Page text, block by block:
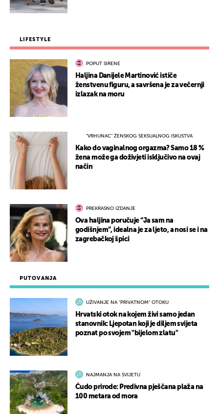
PUTOVANJA
UŽIVANJE NA "PRIVATNOM" OTOKU
Hrvatski otok na kojem živi samo jedan
stanovnik: Ljepotan koji je diljem svijeta
poznat po svojem "bijelom zlatu"
NAJMANJA NA SVIJETU
Čudo prirode: Predivna pješčana plaža na
100 metara od mora
LIFESTYLE
POPUT SIRENE
Haljina Danijele Martinović ističe
ženstvenu figuru, a savršena je za večernji
izlazak na moru
"VRHUNAC" ŽENSKOG SEKSUALNOG ISKUSTVA
Kako do vaginalnog orgazma? Samo 18 %
žena može ga doživjeti isključivo na ovaj
način
PREKRASNO IZDANJE
Ova haljina poručuje “Ja sam na
godišnjem”, idealna je za ljeto, a nosi se i na
zagrebačkoj špici